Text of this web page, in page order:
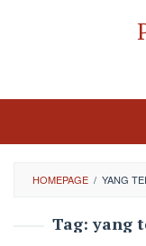
HOMEPAGE / YANG
Tag:yang